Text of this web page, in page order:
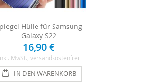
Hülle für Samsung
Galaxy S22
16,90 €
MwSt. , versandkostenfrei
IN DEN WARENKORB